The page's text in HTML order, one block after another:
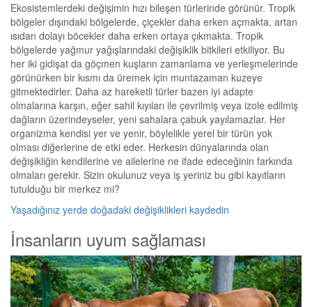
Ekosistemlerdeki değişimin hızı bileşen türlerinde görünür. Tropik
bölgeler dışındaki bölgelerde, çiçekler daha erken açmakta, artan
ısıdan dolayı böcekler daha erken ortaya çıkmakta. Tropik
bölgelerde yağmur yağışlarındaki değişiklik bitkileri etkiliyor. Bu
her iki gidişat da göçmen kuşların zamanlama ve yerleşmelerinde
görünürken bir kısmı da üremek için muntazaman kuzeye
gitmektedirler. Daha az hareketli türler bazen iyi adapte
olmalarına karşın, eğer sahil kıyıları ile çevrilmiş veya izole edilmiş
dağların üzerindeyseler, yeni sahalara çabuk yayılamazlar. Her
organizma kendisi yer ve yenir, böylelikle yerel bir türün yok
olması diğerlerine de etki eder. Herkesin dünyalarında olan
değişikliğin kendilerine ve ailelerine ne ifade edeceğinin farkında
olmaları gerekir. Sizin okulunuz veya iş yeriniz bu gibi kayıtların
tutulduğu bir merkez mi?
Yaşadığınız yerde doğadaki değişiklikleri kaydedin
İnsanların uyum sağlaması